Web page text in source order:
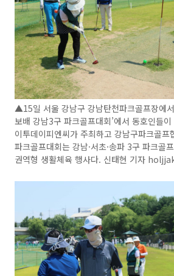
▲15일 서울 강남구 강남탄천파크골프장에
보배 강남3구 파크골프대회’에서 동호인들
이투데이피엔씨가 주최하고 강남구파크골프
파크골프대회는 강남·서초·송파 3구 파크골
권역형 생활체육 행사다. 신태현 기자